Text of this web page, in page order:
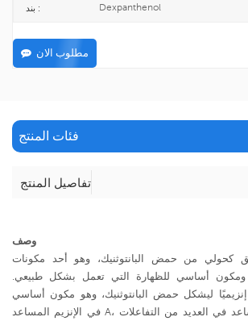
بند : Dexpanthenol
مطلوب الان
فئات المنتج
تفاصيل المنتج
وصف
كحولي من حمض البانتوثنيك، وهو أحد مكونات
ومكون أساسي للظهارة التي تعمل بشكل طبيعي.
إنزيميًا ليشكل حمض البانتوثنيك، وهو مكون أساسي
في الإنزيم المساعد A، والذي يعمل كعامل مساعد في العديد من التفاعلات